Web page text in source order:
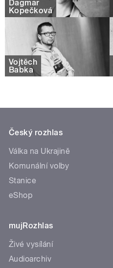
Dagmar
Kopečková
Vojtěch
Babka
Český rozhlas
Válka na Ukrajině
Komunální volby
Stanice
eShop
mujRozhlas
Živé vysílání
Audioarchiv